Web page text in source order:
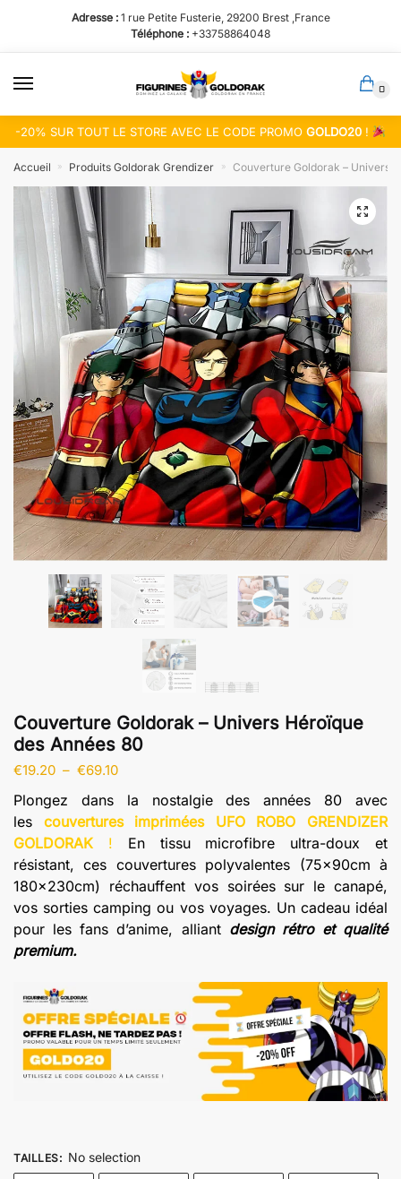
la
navigation
contenu
Adresse : 1 rue Petite Fusterie, 29200 Brest ,France
Téléphone : +33758864048
0
-20% SUR TOUT LE STORE AVEC LE CODE PROMOGOLDO20 !
Accueil » Produits Goldorak Grendizer » Couverture Goldorak – Univers
Couverture Goldorak – Univers Héroïque
des Années 80
€19.20 – €69.10Plage
prix :
€19.20
€69.10
Plongez dans la nostalgie des années 80 avec
les couvertures imprimées UFO ROBO GRENDIZER
GOLDORAK ! En tissu microfibre ultra-doux et
résistant, ces couvertures polyvalentes (75x90cm à
180x230cm) réchauffent vos soirées sur le canapé,
vos sorties camping ou vos voyages. Un cadeau idéal
pour les fans d’anime, alliant design rétro et qualité
premium.
TAILLES: No selection